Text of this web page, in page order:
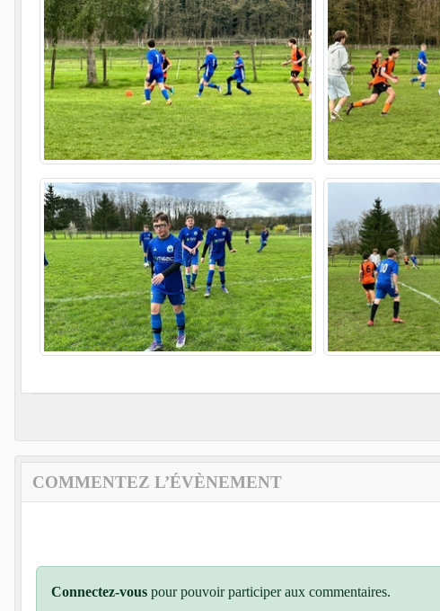
COMMENTEZ L’ÉVÈNEMENT
Connectez-vous pour pouvoir participer aux commentaires.